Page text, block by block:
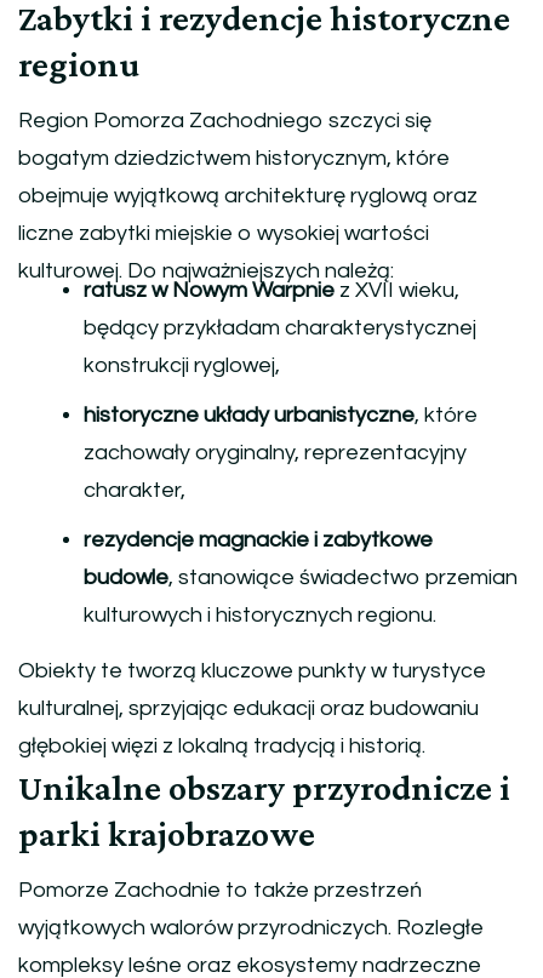
Zabytki i rezydencje historyczne
regionu
Region Pomorza Zachodniego szczyci się
bogatym dziedzictwem historycznym, które
obejmuje wyjątkową architekturę ryglową oraz
liczne zabytki miejskie o wysokiej wartości
kulturowej. Do najważniejszych należą:
ratusz w Nowym Warpnie z XVII wieku,
będący przykładam charakterystycznej
konstrukcji ryglowej,
historyczne układy urbanistyczne, które
zachowały oryginalny, reprezentacyjny
charakter,
rezydencje magnackie i zabytkowe
budowle, stanowiące świadectwo przemian
kulturowych i historycznych regionu.
Obiekty te tworzą kluczowe punkty w turystyce
kulturalnej, sprzyjając edukacji oraz budowaniu
głębokiej więzi z lokalną tradycją i historią.
Unikalne obszary przyrodnicze i
parki krajobrazowe
Pomorze Zachodnie to także przestrzeń
wyjątkowych walorów przyrodniczych. Rozległe
kompleksy leśne oraz ekosystemy nadrzeczne